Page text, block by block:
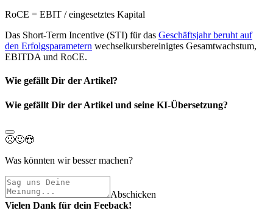
RoCE = EBIT / eingesetztes Kapital
Das Short-Term Incentive (STI) für das Geschäftsjahr beruht auf
den Erfolgsparametern wechselkursbereinigtes Gesamtwachstum,
EBITDA und RoCE.
Wie gefällt Dir der Artikel?
Wie gefällt Dir der Artikel und seine KI-Übersetzung?
🙁🙂😍
Was könnten wir besser machen?
Abschicken
Vielen Dank für dein Feeback!